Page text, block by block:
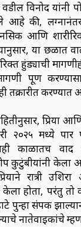
वडील विनोद यांनी
आहे की,
आणि
या छळात
हुंड्याची
पूर्ण
तक्रारीत
प्रिया
२०२५ मध्ये पार
काळातच
कुटुंबीयांनी केला
रात्री उशिरा
होता, परंतु
पुन्हा संपर्क
नातेवाईकांचे